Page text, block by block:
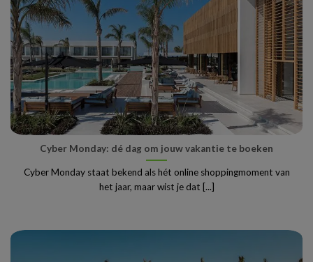
Cyber Monday: dé dag om jouw vakantie te boeken
Cyber Monday staat bekend als hét online shoppingmoment van
het jaar, maar wist je dat [...]